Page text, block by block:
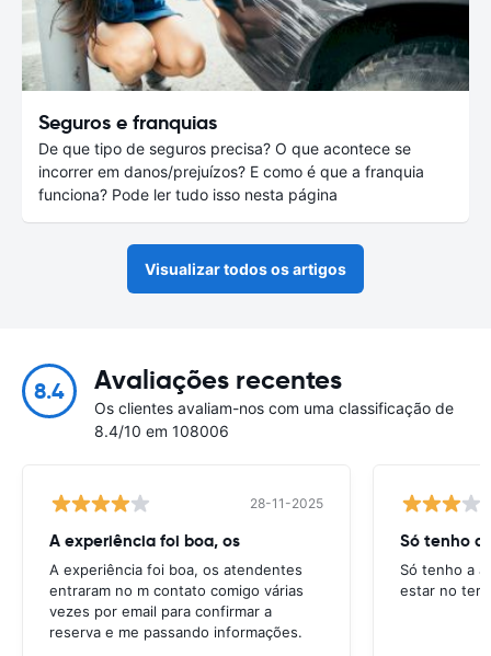
Seguros e franquias
De que tipo de seguros precisa? O que acontece se
incorrer em danos/prejuízos? E como é que a franquia
funciona? Pode ler tudo isso nesta página
Visualizar todos os artigos
8.4 Avaliações recentes
Os clientes avaliam-nos com uma classificação de
8.4/10 em 108006
28-11-2025
A experiência foi boa, os
A experiência foi boa, os atendentes
entraram no m contato comigo várias
vezes por email para confirmar a
reserva e me passando informações.
Só tenho a
Só tenho a
estar no